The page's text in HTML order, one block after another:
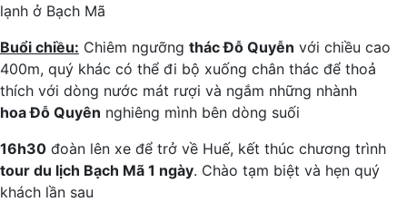
lạnh ở Bạch Mã
Buổi chiều: Chiêm ngưỡng thác Đỗ Quyễn với chiều cao
400m, quý khác có thể đi bộ xuống chân thác để thoả
thích với dòng nước mát rượi và ngắm những nhành
hoa Đỗ Quyên nghiêng mình bên dòng suối
16h30 đoàn lên xe để trở về Huế, kết thúc chương trình
tour du lịch Bạch Mã 1 ngày. Chào tạm biệt và hẹn quý
khách lần sau